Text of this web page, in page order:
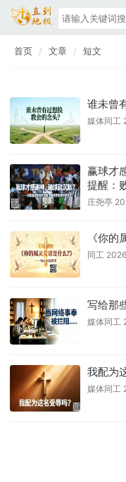
首页 文章 短文
谁未曾
媒体同
赢球才
提醒：
庄尧亭
《你
同工
写给那
媒体同工
我配为
媒体同工